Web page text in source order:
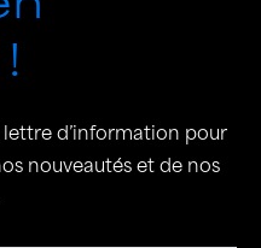
lettre d’information pour
nouveautés et de nos